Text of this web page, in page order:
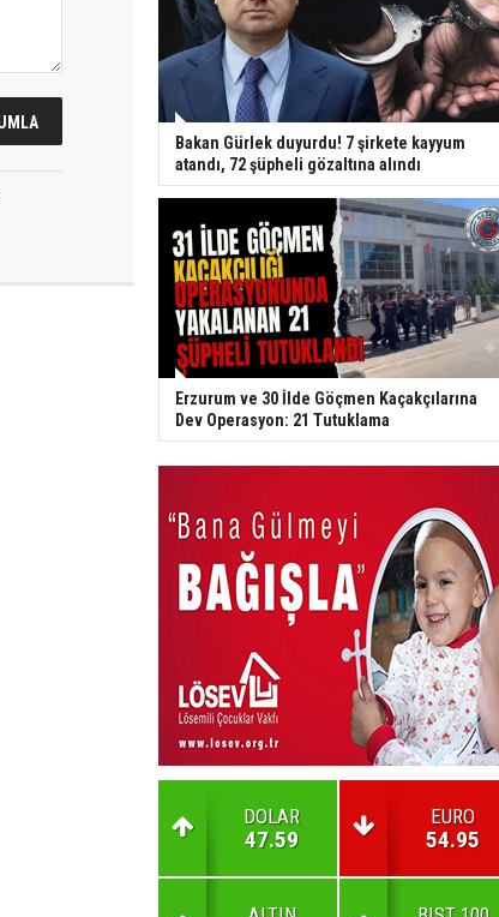
Bakan Gürlek duyurdu! 7 şirkete kayyum
atandı, 72 şüpheli gözaltına alındı
Erzurum ve 30 İlde Göçmen Kaçakçılarına
Dev Operasyon: 21 Tutuklama
DOLAR
47.59
EURO
54.95